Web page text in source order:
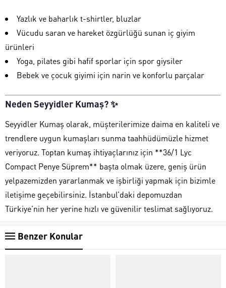
Yazlık ve baharlık t-shirtler, bluzlar
Vücudu saran ve hareket özgürlüğü sunan iç giyim
ürünleri
Yoga, pilates gibi hafif sporlar için spor giysiler
Bebek ve çocuk giyimi için narin ve konforlu parçalar
Neden Seyyidler Kumaş? ✨
Seyyidler Kumaş olarak, müşterilerimize daima en kaliteli ve
trendlere uygun kumaşları sunma taahhüdümüzle hizmet
veriyoruz. Toptan kumaş ihtiyaçlarınız için **36/1 Lyc
Compact Penye Süprem** başta olmak üzere, geniş ürün
yelpazemizden yararlanmak ve işbirliği yapmak için bizimle
iletişime geçebilirsiniz. İstanbul’daki depomuzdan
Türkiye’nin her yerine hızlı ve güvenilir teslimat sağlıyoruz.
Benzer Konular